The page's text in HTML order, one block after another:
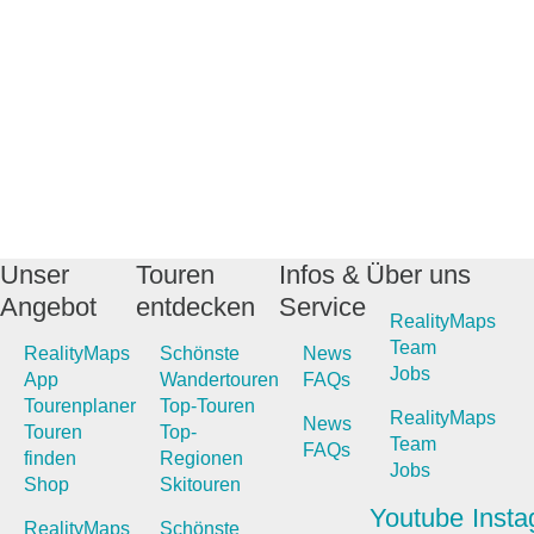
Unser
Angebot
RealityMaps
App
Tourenplaner
Touren
finden
Shop
RealityMaps
Touren
entdecken
Schönste
Wandertouren
Top-Touren
Top-
Regionen
Skitouren
Schönste
Infos &
Service
News
FAQs
News
FAQs
Über uns
RealityMaps
Team
Jobs
RealityMaps
Team
Jobs
Youtube